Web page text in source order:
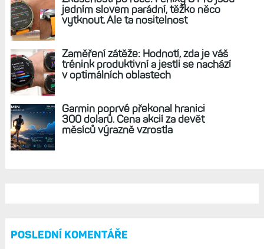
AKTUÁLNĚ NA BLOGU
satelitní komunikaci. Ty nabídne řada
Fénix 9 v edici inReach
sporty. Mobil už umí zrcadlit data
cyklistiky, běhu i chůze